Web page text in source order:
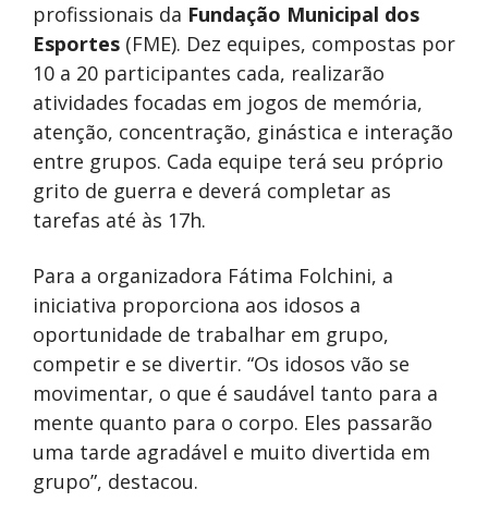
profissionais da Fundação Municipal dos
Esportes (FME). Dez equipes, compostas por
10 a 20 participantes cada, realizarão
atividades focadas em jogos de memória,
atenção, concentração, ginástica e interação
entre grupos. Cada equipe terá seu próprio
grito de guerra e deverá completar as
tarefas até às 17h.
Para a organizadora Fátima Folchini, a
iniciativa proporciona aos idosos a
oportunidade de trabalhar em grupo,
competir e se divertir. “Os idosos vão se
movimentar, o que é saudável tanto para a
mente quanto para o corpo. Eles passarão
uma tarde agradável e muito divertida em
grupo”, destacou.